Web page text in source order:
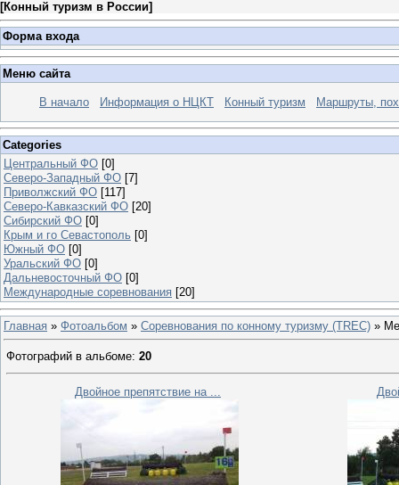
[Конный туризм в России]
Форма входа
Меню сайта
В начало Информация о НЦКТ Конный туризм Маршруты,
Categories
Центральный ФО [0]
Северо-Западный ФО [7]
Приволжский ФО [117]
Северо-Кавказский ФО [20]
Сибирский ФО [0]
Крым и го Севастополь [0]
Южный ФО [0]
Уральский ФО [0]
Дальневосточный ФО [0]
Международные соревнования [20]
Главная » Фотоальбом » Соревнования по конному туризму (TREC) »
Фотографий в альбоме: 20
Двойное препятствие на ...